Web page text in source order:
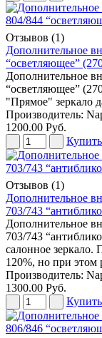
Отзывов (1)
Дополнительное
“осветляющее”
Дополнительное
“осветляющее”
"Прямое" зеркало
Производитель:
1200.00 Руб.
Купить
Отзывов (1)
Дополнительное
703/743
Дополнительное
703/743
салонное зеркало.
120%, но при этом
Производитель:
1300.00 Руб.
Купить